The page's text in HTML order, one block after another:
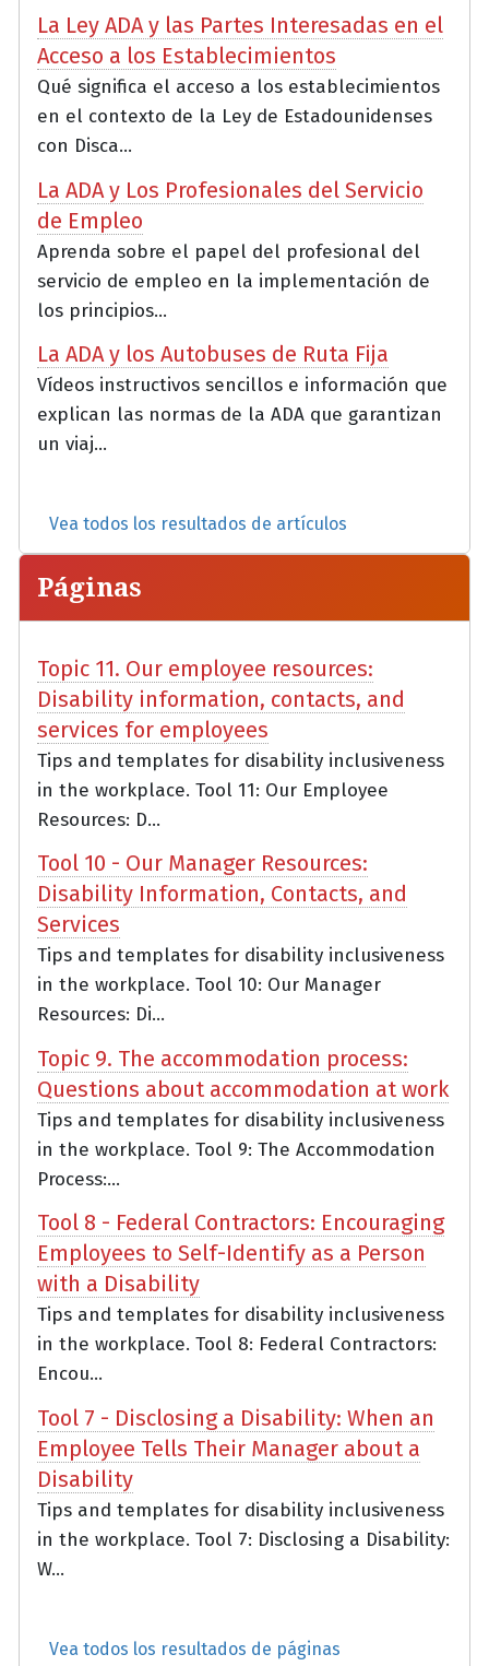
La Ley ADA y las Partes Interesadas en el
Acceso a los Establecimientos
Qué significa el acceso a los establecimientos
en el contexto de la Ley de Estadounidenses
con Disca...
La ADA y Los Profesionales del Servicio
de Empleo
Aprenda sobre el papel del profesional del
servicio de empleo en la implementación de
los principios...
La ADA y los Autobuses de Ruta Fija
Vídeos instructivos sencillos e información que
explican las normas de la ADA que garantizan
un viaj...
Vea todos los resultados de artículos
Páginas
Topic 11. Our employee resources:
Disability information, contacts, and
services for employees
Tips and templates for disability inclusiveness
in the workplace. Tool 11: Our Employee
Resources: D...
Tool 10 - Our Manager Resources:
Disability Information, Contacts, and
Services
Tips and templates for disability inclusiveness
in the workplace. Tool 10: Our Manager
Resources: Di...
Topic 9. The accommodation process:
Questions about accommodation at work
Tips and templates for disability inclusiveness
in the workplace. Tool 9: The Accommodation
Process:...
Tool 8 - Federal Contractors: Encouraging
Employees to Self-Identify as a Person
with a Disability
Tips and templates for disability inclusiveness
in the workplace. Tool 8: Federal Contractors:
Encou...
Tool 7 - Disclosing a Disability: When an
Employee Tells Their Manager about a
Disability
Tips and templates for disability inclusiveness
in the workplace. Tool 7: Disclosing a Disability:
W...
Vea todos los resultados de páginas